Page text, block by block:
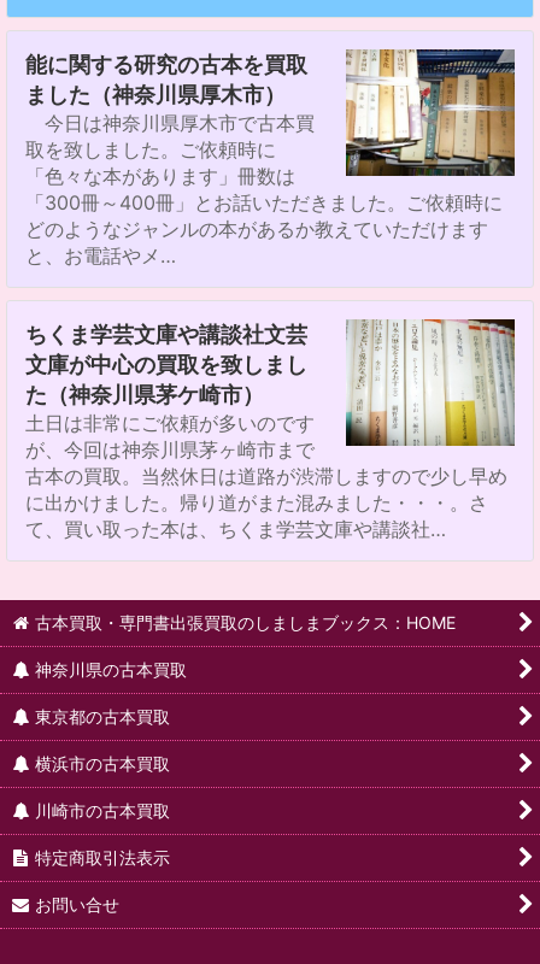
能に関する研究の古本を買取
ました（神奈川県厚木市）
今日は神奈川県厚木市で古本買
取を致しました。ご依頼時に
「色々な本があります」冊数は
「300冊～400冊」とお話いただきました。ご依頼時に
どのようなジャンルの本があるか教えていただけます
と、お電話やメ…
ちくま学芸文庫や講談社文芸
文庫が中心の買取を致しまし
た（神奈川県茅ケ崎市）
土日は非常にご依頼が多いのです
が、今回は神奈川県茅ヶ崎市まで
古本の買取。当然休日は道路が渋滞しますので少し早め
に出かけました。帰り道がまた混みました・・・。さ
て、買い取った本は、ちくま学芸文庫や講談社…
古本買取・専門書出張買取のしましまブックス：HOME
神奈川県の古本買取
東京都の古本買取
横浜市の古本買取
川崎市の古本買取
特定商取引法表示
お問い合せ